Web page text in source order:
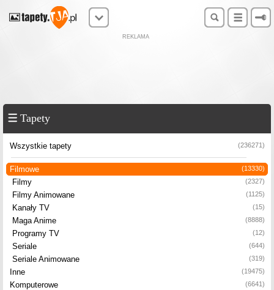
REKLAMA
Tapety
Wszystkie tapety (236271)
Filmowe (13330)
Filmy (2327)
Filmy Animowane (1125)
Kanały TV (15)
Maga Anime (8888)
Programy TV (12)
Seriale (644)
Seriale Animowane (319)
Inne (19475)
Komputerowe (6641)